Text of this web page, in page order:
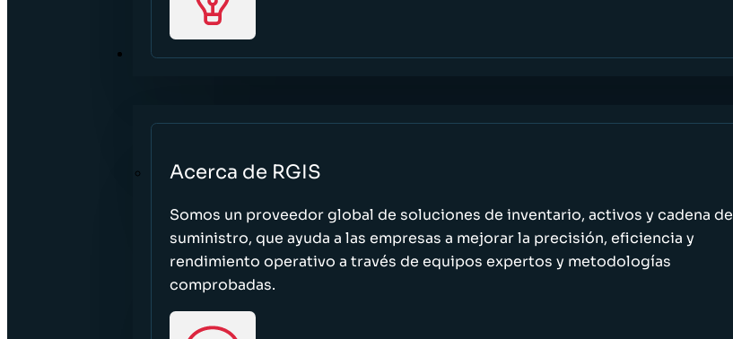
ACERCA DE
Acerca de RGIS
Somos un proveedor global de soluciones de inventario, activos y cadena de
suministro, que ayuda a las empresas a mejorar la precisión, eficiencia y
rendimiento operativo a través de equipos expertos y metodologías
comprobadas.